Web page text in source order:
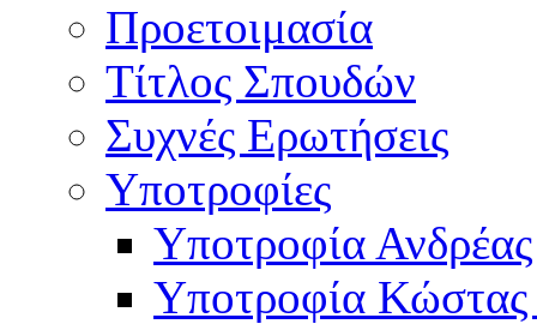
Προετοιμασία
Τίτλος Σπουδών
Συχνές Ερωτήσεις
Υποτροφίες
Υποτροφία
Υποτροφία